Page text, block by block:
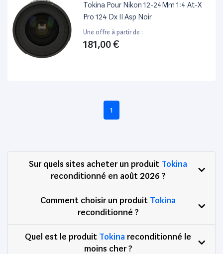
Tokina Pour Nikon 12-24Mm 1:4 At-X
Pro 124 Dx II Asp Noir
Une offre à partir de :
181,00 €
1
Sur quels sites acheter un produit Tokina
reconditionné en août 2026 ?
Comment choisir un produit Tokina
reconditionné ?
Quel est le produit Tokina reconditionné le
moins cher ?